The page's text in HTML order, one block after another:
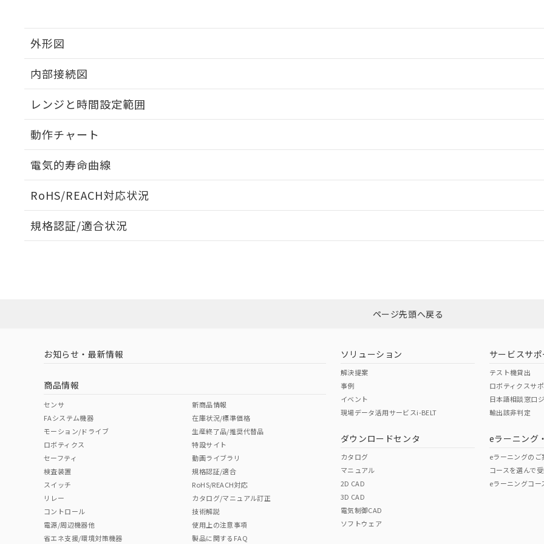
外形図
内部接続図
レンジと時間設定範囲
動作チャート
電気的寿命曲線
RoHS/REACH対応状況
EU RoHS 注意事項・凡例
ダウンロードはこちら
中国 RoHS 注意事項・凡例
中国 RoHS表
Pb Hg Cr(VI)
"対応済み"や非含有の記載がされた商品であっても、流通在庫等で未対応品が混在する可能性があります。
非含有品が必要な際は、弊社営業部門もしくは販売店へお問い合わせください。
規格認証/適合状況
（イギリス
（ノルウェー
（日本
（アメリカ
この製品の規格認証/適合
その他の認証はこちらのページからご
ページ先頭へ戻る
お知らせ・最新情報
商品情報
センサ
FAシステム機器
モーション/ドライブ
ロボティクス
セーフティ
検査装置
スイッチ
リレー
コントロール
電源/周辺機器他
省エネ支援/環境対策機器
新商品情報
在庫状況/標準価格
生産終了品/推奨代替品
特設サイト
動画ライブラリ
規格認証/適合
RoHS/REACH対応
カタログ/マニュアル訂正
技術解説
使用上の注意事項
製品に関するFAQ
ソリューション
解決提案
事例
イベント
現場データ活用サービスi-BELT
ダウンロードセンタ
カタログ
マニュアル
2D CAD
3D CAD
電気制御CAD
ソフトウェア
サービスサポ
テスト機貸出
ロボティクスサ
日本語相談窓口
輸出該非判定
eラーニング
eラーニングのご
コースを選んで
eラーニングコー